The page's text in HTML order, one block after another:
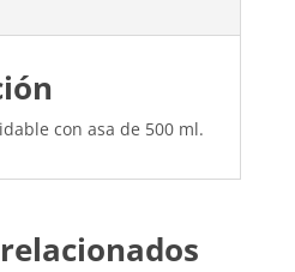
con asa de 500 ml.